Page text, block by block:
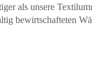
als unsere
bewirtschafteten